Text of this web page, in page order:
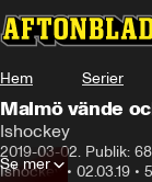
Hem Serier
Malmö vände
Ishockey
2019-03-02. Publik:
Ishockey• 02.03.19 •
Se mer